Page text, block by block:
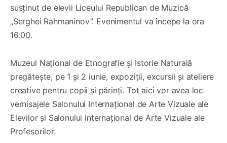
susținut de elevii Liceului Republican de Muzică
„Serghei Rahmaninov”. Evenimentul va începe la ora
16:00.
Muzeul Național de Etnografie și Istorie Naturală
pregătește, pe 1 și 2 iunie, expoziții, excursii și ateliere
creative pentru copii și părinți. Tot aici vor avea loc
vernisajele Salonului Internațional de Arte Vizuale ale
Elevilor și Salonului Internațional de Arte Vizuale ale
Profesorilor.